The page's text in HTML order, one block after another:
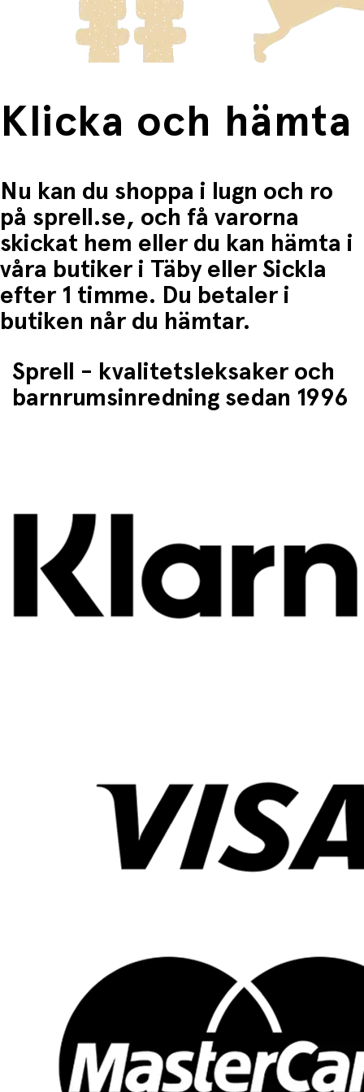
Fri frakt när du handlar för mer än 1500:-
Klicka och hämta
Nu kan du shoppa i lugn och ro
på sprell.se, och få varorna
skickat hem eller du kan hämta i
våra butiker i Täby eller Sickla
efter 1 timme. Du betaler i
butiken når du hämtar.
Sprell - kvalitetsleksaker och
barnrumsinredning sedan 1996